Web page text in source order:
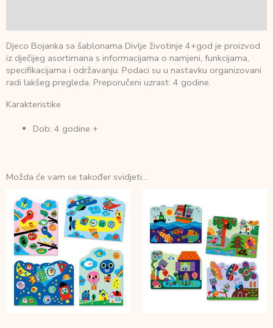
Djeco Bojanka sa šablonama Divlje životinje 4+god je proizvod
iz dječijeg asortimana s informacijama o namjeni, funkcijama,
specifikacijama i održavanju. Podaci su u nastavku organizovani
radi lakšeg pregleda. Preporučeni uzrast: 4 godine.
Karakteristike
Dob: 4 godine +
Možda će vam se također svidjeti…